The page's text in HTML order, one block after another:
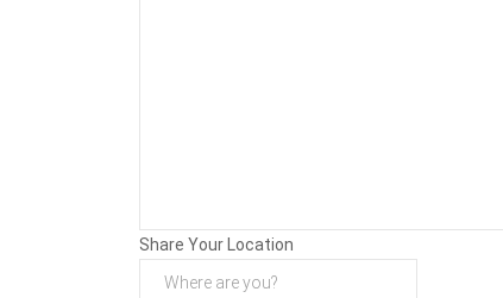
Share Your Location